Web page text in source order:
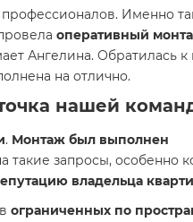
Именно
оперативный
Ангелина. Обратилась к
на отлично.
нашей
. Монтаж был выполнен
такие запросы, особенно
владельца
ограниченных по